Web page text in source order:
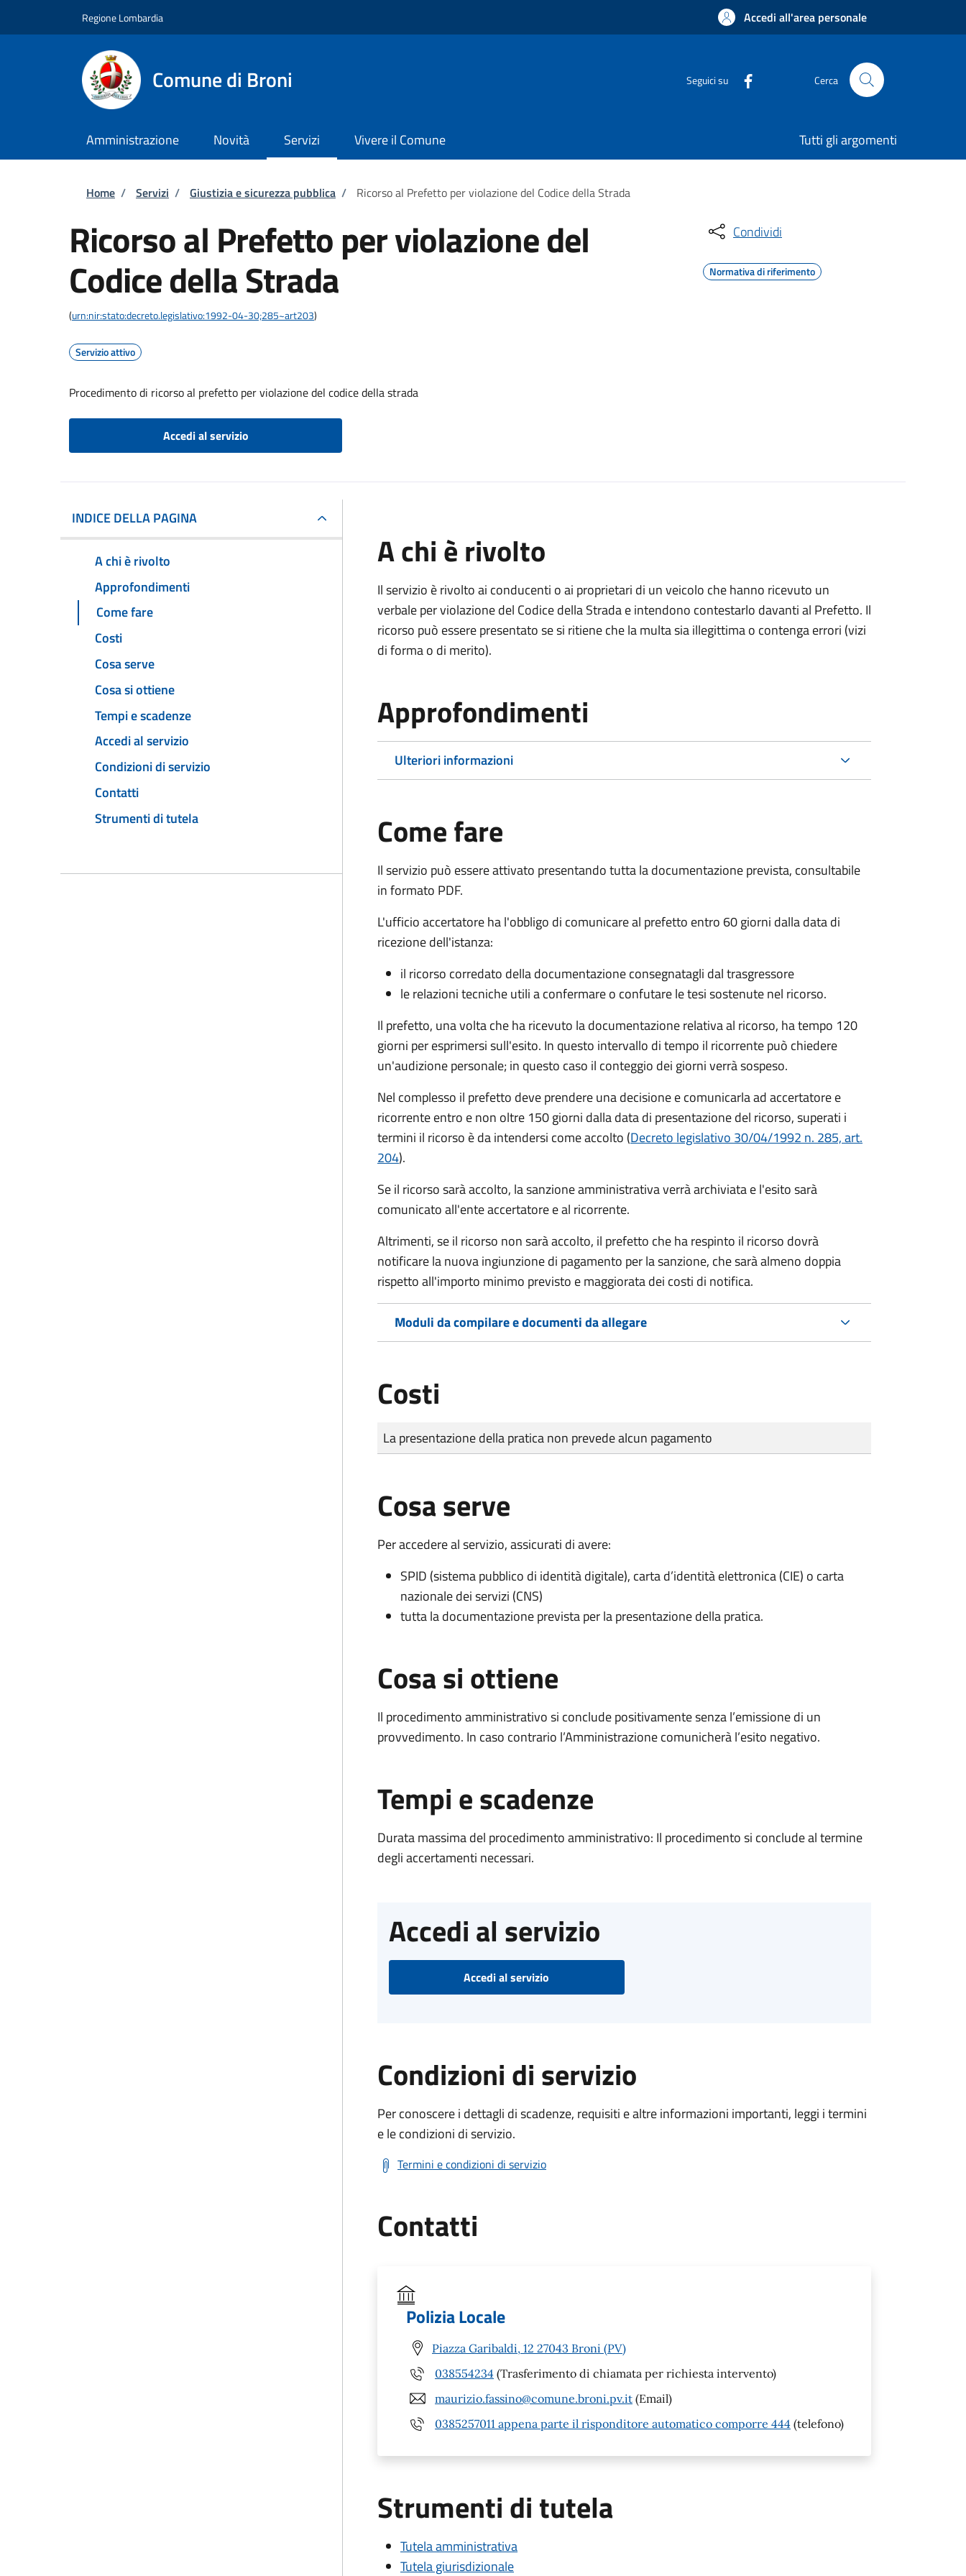
Regione Lombardia Accedi all'area personale
Comune di Broni Seguici su Cerca
Amministrazione Novità Servizi Vivere il Comune Tutti gli argomenti
Briciole di pane
Home / Servizi / Giustizia e sicurezza pubblica / Ricorso al Prefetto per violazione del Codice della Strada
Ricorso al Prefetto per violazione del
Codice della Strada
(urn:nir:stato:decreto.legislativo:1992-04-30;285~art203)
Servizio attivo
Procedimento di ricorso al prefetto per violazione del codice della strada
Accedi al servizio
Condividi
Normativa di riferimento
INDICE DELLA PAGINA
A chi è rivolto
Approfondimenti
Come fare
Costi
Cosa serve
Cosa si ottiene
Tempi e scadenze
Accedi al servizio
Condizioni di servizio
Contatti
Strumenti di tutela
A chi è rivolto
Il servizio è rivolto ai conducenti o ai proprietari di un veicolo che hanno ricevuto un
verbale per violazione del Codice della Strada e intendono contestarlo davanti al Prefetto. Il
ricorso può essere presentato se si ritiene che la multa sia illegittima o contenga errori (vizi
di forma o di merito).
Approfondimenti
Ulteriori informazioni
Come fare
Il servizio può essere attivato presentando tutta la documentazione prevista, consultabile
in formato PDF.
L'ufficio accertatore ha l'obbligo di comunicare al prefetto entro 60 giorni dalla data di
ricezione dell'istanza:
il ricorso corredato della documentazione consegnatagli dal trasgressore
le relazioni tecniche utili a confermare o confutare le tesi sostenute nel ricorso.
Il prefetto, una volta che ha ricevuto la documentazione relativa al ricorso, ha tempo 120
giorni per esprimersi sull'esito. In questo intervallo di tempo il ricorrente può chiedere
un'audizione personale; in questo caso il conteggio dei giorni verrà sospeso.
Nel complesso il prefetto deve prendere una decisione e comunicarla ad accertatore e
ricorrente entro e non oltre 150 giorni dalla data di presentazione del ricorso, superati i
termini il ricorso è da intendersi come accolto (Decreto legislativo 30/04/1992 n. 285, art.
204).
Se il ricorso sarà accolto, la sanzione amministrativa verrà archiviata e l'esito sarà
comunicato all'ente accertatore e al ricorrente.
Altrimenti, se il ricorso non sarà accolto, il prefetto che ha respinto il ricorso dovrà
notificare la nuova ingiunzione di pagamento per la sanzione, che sarà almeno doppia
rispetto all'importo minimo previsto e maggiorata dei costi di notifica.
Moduli da compilare e documenti da allegare
Costi
Tipo di pagamento
Importo
La presentazione della pratica non prevede alcun pagamento
Cosa serve
Per accedere al servizio, assicurati di avere:
SPID (sistema pubblico di identità digitale), carta d’identità elettronica (CIE) o carta
nazionale dei servizi (CNS)
tutta la documentazione prevista per la presentazione della pratica.
Cosa si ottiene
Il procedimento amministrativo si conclude positivamente senza l’emissione di un
provvedimento. In caso contrario l’Amministrazione comunicherà l’esito negativo.
Tempi e scadenze
Durata massima del procedimento amministrativo: Il procedimento si conclude al termine
degli accertamenti necessari.
Accedi al servizio
Accedi al servizio
Condizioni di servizio
Per conoscere i dettagli di scadenze, requisiti e altre informazioni importanti, leggi i termini
e le condizioni di servizio.
Termini e condizioni di servizio
Contatti
Polizia Locale
Piazza Garibaldi, 12 27043 Broni (PV)
038554234 (Trasferimento di chiamata per richiesta intervento)
maurizio.fassino@comune.broni.pv.it (Email)
0385257011 appena parte il risponditore automatico comporre 444 (telefono)
Strumenti di tutela
Tutela amministrativa
Tutela giurisdizionale